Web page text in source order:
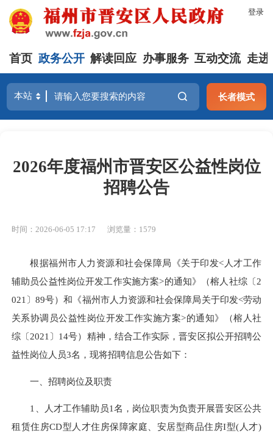
登录
首页 政务公开 解读回应 办事服务 互动交流 走进
长者模式
2026年度福州市晋安区公益性岗位
招聘公告
时间：2026-06-05 17:17 浏览量：1579
根据福州市人力资源和社会保障局《关于印发<人才工作
辅助员公益性岗位开发工作实施方案>的通知》（榕人社综〔2
021〕89号）和《福州市人力资源和社会保障局关于印发<劳动
关系协调员公益性岗位开发工作实施方案>的通知》（榕人社
综〔2021〕14号）精神，结合工作实际，晋安区拟公开招聘公
益性岗位人员3名，现将招聘信息公告如下：
一、招聘岗位及职责
1、人才工作辅助员1名，岗位职责为负责开展晋安区公共
租赁住房CD型人才住房保障家庭、安居型商品住房I型(人才)